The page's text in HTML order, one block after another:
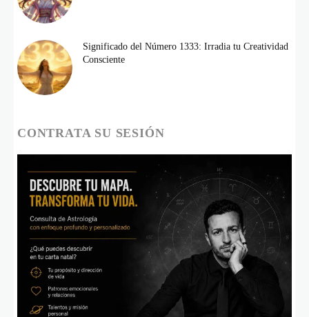
Significado del Número 1333: Irradia tu Creatividad
Consciente
CONTRATA SU SESIÓN